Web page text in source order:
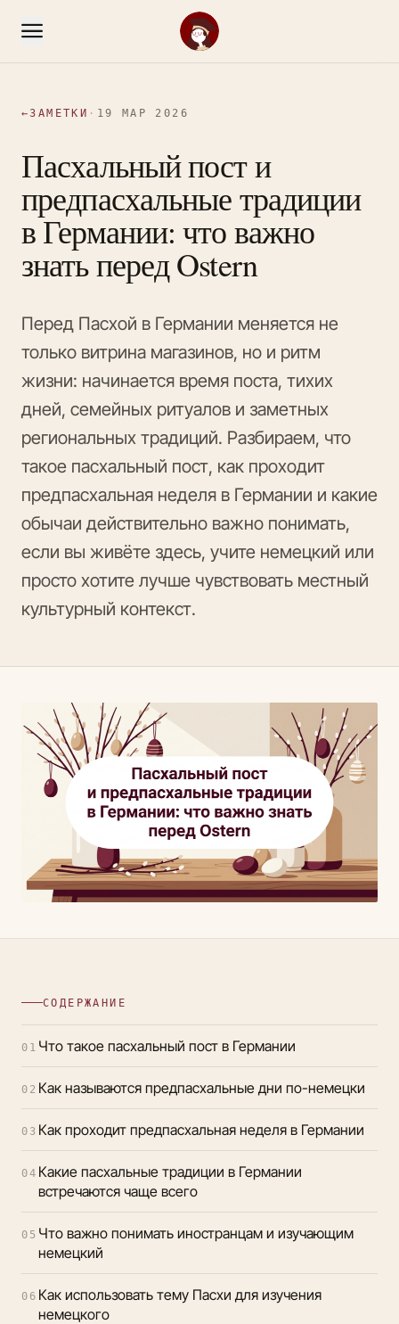
←ЗАМЕТКИ · 19 МАР 2026
Пасхальный пост и
предпасхальные традиции
в Германии: что важно
знать перед Ostern
Перед Пасхой в Германии меняется не
только витрина магазинов, но и ритм
жизни: начинается время поста, тихих
дней, семейных ритуалов и заметных
региональных традиций. Разбираем, что
такое пасхальный пост, как проходит
предпасхальная неделя в Германии и какие
обычаи действительно важно понимать,
если вы живёте здесь, учите немецкий или
просто хотите лучше чувствовать местный
культурный контекст.
СОДЕРЖАНИЕ
01 Что такое пасхальный пост в Германии
02 Как называются предпасхальные дни по-немецки
03 Как проходит предпасхальная неделя в Германии
04 Какие пасхальные традиции в Германии
встречаются чаще всего
05 Что важно понимать иностранцам и изучающим
немецкий
06 Как использовать тему Пасхи для изучения
немецкого